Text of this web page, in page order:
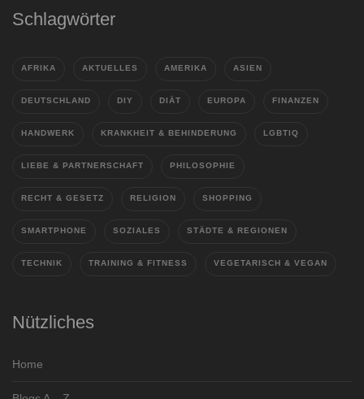
Schlagwörter
AFRIKA AKTUELLES AMERIKA ASIEN
DEUTSCHLAND DIY DIÄT EUROPA FINANZEN
HANDWERK KRANKHEIT & BEHINDERUNG LGBTIQ
LIEBE & PARTNERSCHAFT PHILOSOPHIE
RECHT & GESETZ RELIGION SHOPPING
SMARTPHONE SOZIALES STÄDTE & REGIONEN
TECHNIK TRAINING & FITNESS VEGETARISCH & VEGAN
Nützliches
Home